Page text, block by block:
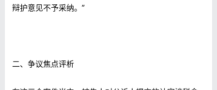
辩护意见不予采纳。”
二、争议焦点评析